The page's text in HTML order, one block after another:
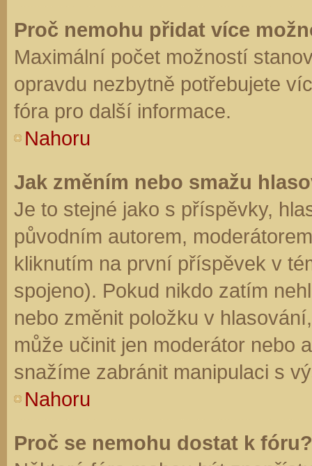
Proč nemohu přidat více
Maximální počet možností
opravdu nezbytně potřebujete
fóra pro další informace.
Nahoru
Jak změním nebo smažu
Je to stejné jako s příspěvky,
původním autorem,
kliknutím na první příspěvek v
spojeno). Pokud nikdo zatím
nebo změnit položku v
může učinit jen moderátor nebo
snažíme zabránit manipulaci s
Nahoru
Proč se nemohu dostat k fóru?